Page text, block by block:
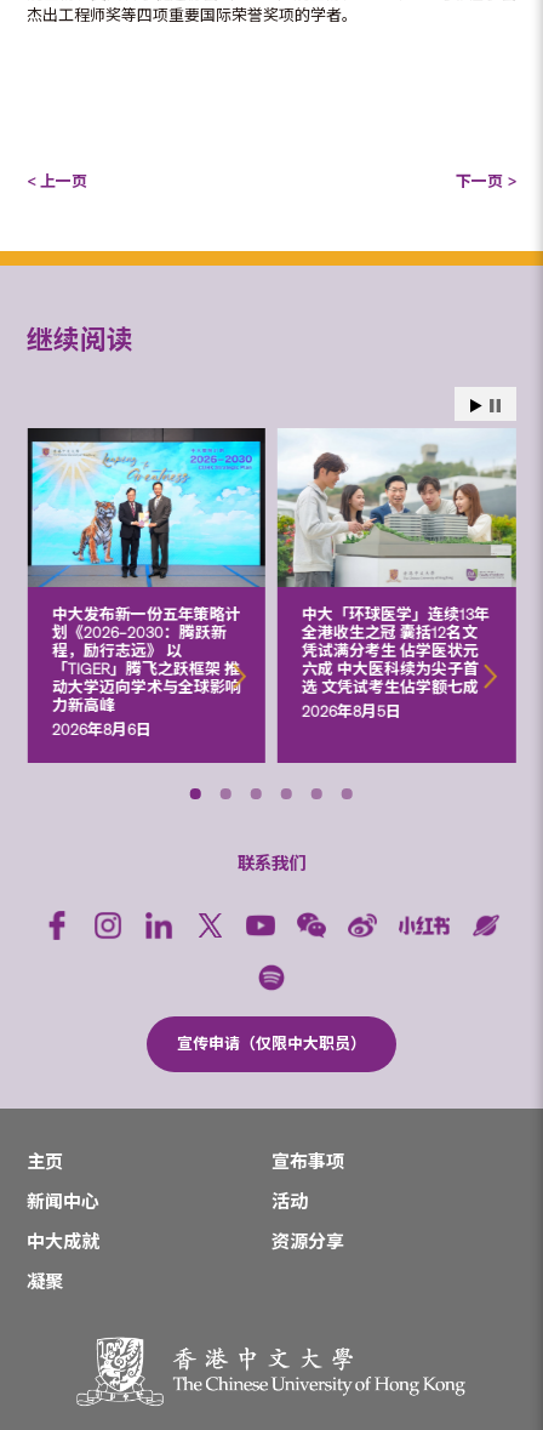
杰出工程师奖等四项重要国际荣誉奖项的学者。
< 上一页 下一页 >
继续阅读
中大发布新一份五年策略计
划《2026‒2030：腾跃新
程，励行志远》 以
「TIGER」腾飞之跃框架 推
动大学迈向学术与全球影响
力新高峰
2026年8月6日
中大「环球医学」连续13年
全港收生之冠 囊括12名文
凭试满分考生 佔学医状元
六成 中大医科续为尖子首
选 文凭试考生佔学额七成
2026年8月5日
联系我们
宣传申请（仅限中大职员）
主页
宣布事项
新闻中心
活动
中大成就
资源分享
凝聚